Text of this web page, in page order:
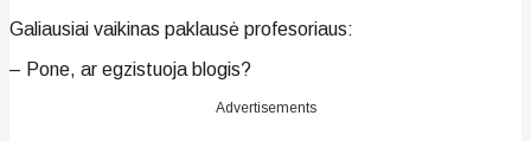
Galiausiai vaikinas paklausė profesoriaus:
– Pone, ar egzistuoja blogis?
Advertisements